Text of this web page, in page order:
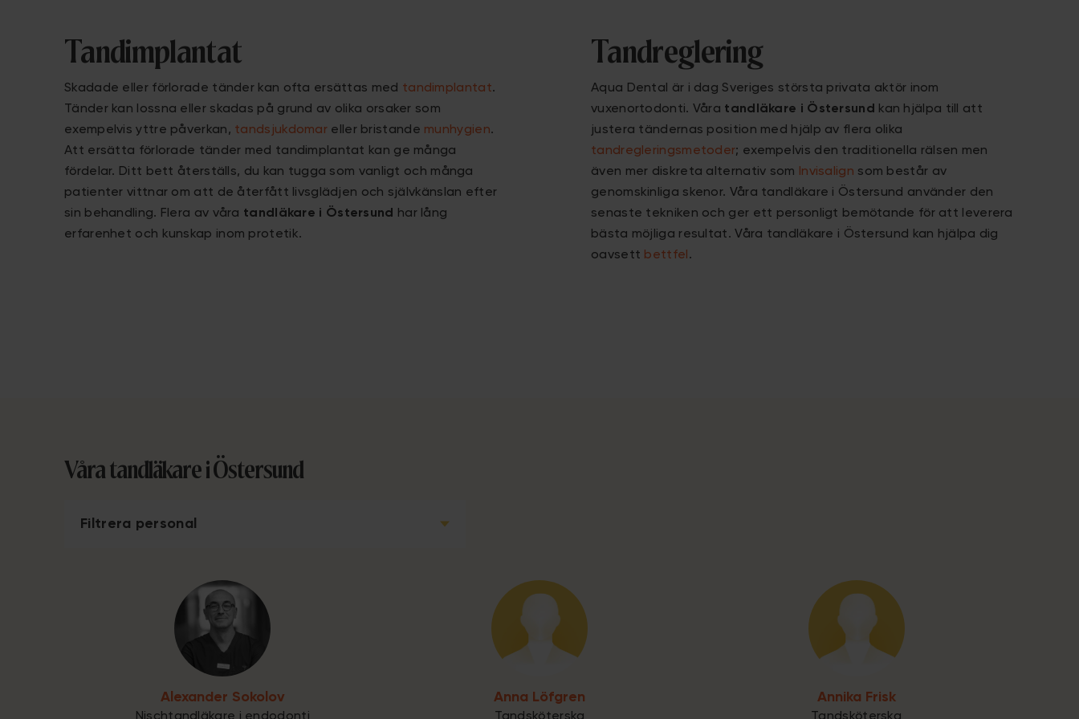
Tandimplantat
Skadade eller förlorade tänder kan ofta ersättas med tandimplantat.
Tänder kan lossna eller skadas på grund av olika orsaker som
exempelvis yttre påverkan, tandsjukdomar eller bristande munhygien.
Att ersätta förlorade tänder med tandimplantat kan ge många
fördelar. Ditt bett återställs, du kan tugga som vanligt och många
patienter vittnar om att de återfått livsglädjen och självkänslan efter
sin behandling. Flera av våra tandläkare i Östersund
har lång
erfarenhet och kunskap inom protetik.
Tandreglering
Aqua Dental är i dag Sveriges största privata aktör inom
vuxenortodonti. Våra tandläkare i Östersund kan hjälpa till att
justera tändernas position med hjälp av flera olika
tandregleringsmetoder; exempelvis den traditionella rälsen men
även mer diskreta alternativ som
Invisalign som består av
genomskinliga skenor. Våra tandläkare i Östersund använder den
senaste tekniken och ger ett personligt bemötande för att leverera
bästa möjliga resultat. Våra tandläkare i Östersund kan hjälpa dig
oavsett bettfel .
Våra tandläkare i Östersund
Filtrera personal
Alexander Sokolov Anna Löfgren Annika Frisk